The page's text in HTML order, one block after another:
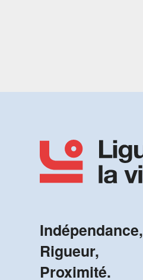
Indépendance,
Rigueur,
Proximité.